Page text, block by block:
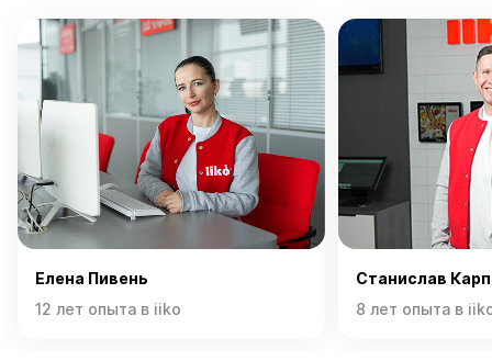
Елена Пивень
12 лет опыта в iiko
Станислав
8 лет опыта в